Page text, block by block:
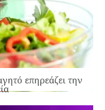
επηρεάζει την